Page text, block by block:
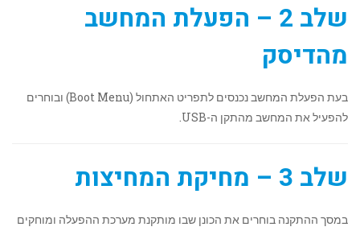
שלב 2 – הפעלת המחשב
מהדיסק
בעת הפעלת המחשב נכנסים לתפריט האתחול (Boot Menu) ובוחרים
להפעיל את המחשב מהתקן ה-USB.
שלב 3 – מחיקת המחיצות
במסך ההתקנה בוחרים את הכונן שבו מותקנת מערכת ההפעלה ומוחקים